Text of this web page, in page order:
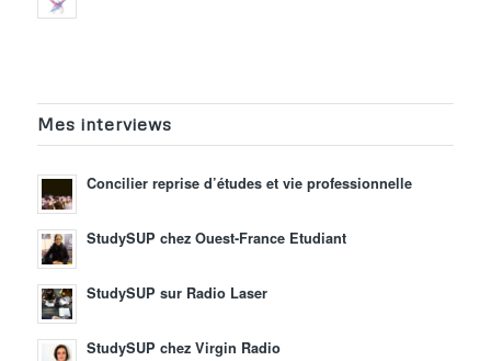
Mes interviews
Concilier reprise d’études et vie professionnelle
StudySUP chez Ouest-France Etudiant
StudySUP sur Radio Laser
StudySUP chez Virgin Radio